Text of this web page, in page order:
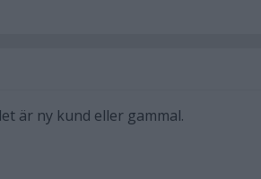
är ny kund eller gammal.